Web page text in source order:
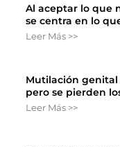
Al aceptar lo que
se centra en lo
Leer Más >>
Mutilación genital
pero se pierden
Leer Más >>